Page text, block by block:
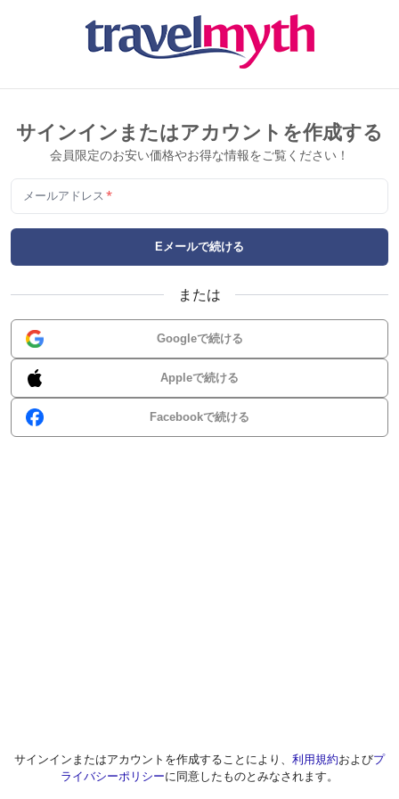
サインインまたはアカウントを作成する
会員限定のお安い価格やお得な情報をご覧ください！
メールアドレス *
Eメールで続ける
または
Googleで続ける
Appleで続ける
Facebookで続ける
サインインまたはアカウントを作成することにより、 利用規約およびプ
ライバシーポリシーに同意したものとみなされます。